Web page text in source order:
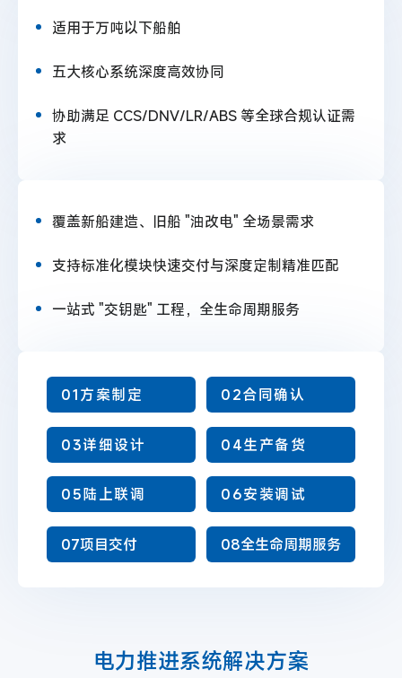
适用于万吨以下船舶
五大核心系统深度高效协同
协助满足 CCS/DNV/LR/ABS 等全球合规认证需
求
覆盖新船建造、旧船 "油改电" 全场景需求
支持标准化模块快速交付与深度定制精准匹配
一站式 "交钥匙" 工程，全生命周期服务
01方案制定 02合同确认
03详细设计 04生产备货
05陆上联调 06安装调试
07项目交付 08全生命周期服务
电力推进系统解决方案